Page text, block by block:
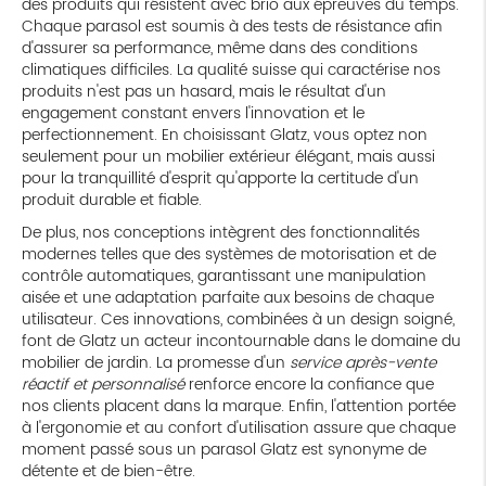
des produits qui résistent avec brio aux épreuves du temps.
Chaque parasol est soumis à des tests de résistance afin
d'assurer sa performance, même dans des conditions
climatiques difficiles. La qualité suisse qui caractérise nos
produits n'est pas un hasard, mais le résultat d'un
engagement constant envers l'innovation et le
perfectionnement. En choisissant Glatz, vous optez non
seulement pour un mobilier extérieur élégant, mais aussi
pour la tranquillité d'esprit qu'apporte la certitude d'un
produit durable et fiable.
De plus, nos conceptions intègrent des fonctionnalités
modernes telles que des systèmes de motorisation et de
contrôle automatiques, garantissant une manipulation
aisée et une adaptation parfaite aux besoins de chaque
utilisateur. Ces innovations, combinées à un design soigné,
font de Glatz un acteur incontournable dans le domaine du
mobilier de jardin. La promesse d'un service après-vente
réactif et personnalisérenforce encore la confiance que
nos clients placent dans la marque. Enfin, l'attention portée
à l'ergonomie et au confort d'utilisation assure que chaque
moment passé sous un parasol Glatz est synonyme de
détente et de bien-être.